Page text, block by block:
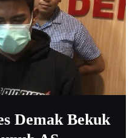
Demak Bekuk